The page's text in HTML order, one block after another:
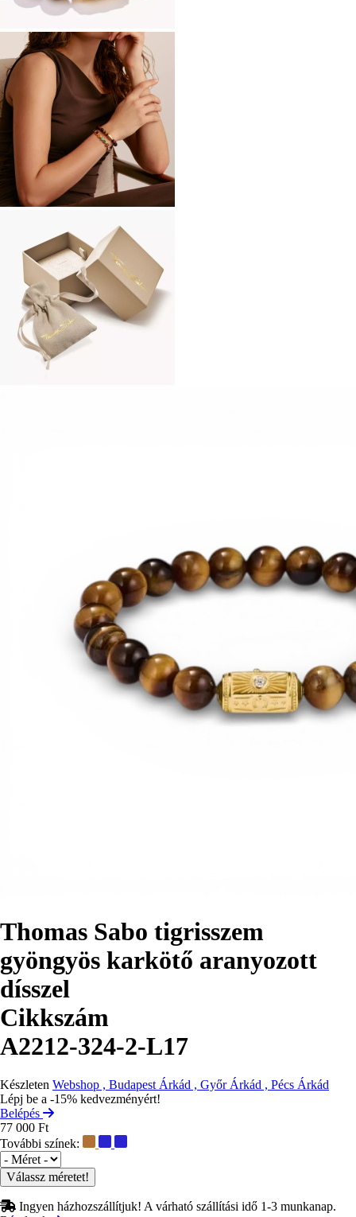
Thomas Sabo tigrisszem
gyöngyös karkötő aranyozott
dísszel
Cikkszám
A2212-324-2-L17
Készleten Webshop , Budapest Árkád , Győr Árkád , Pécs Árkád
Lépj be a -15% kedvezményért!
Belépés
77 000 Ft
További színek:
Méret
Ingyen házhozszállítjuk! A várható szállítási idő 1-3 munkanap.